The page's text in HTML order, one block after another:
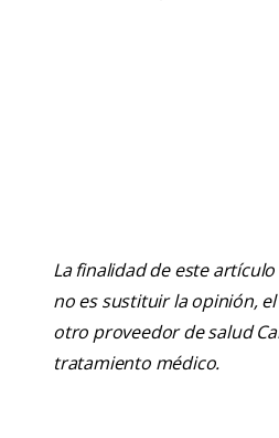
La finalidad de este
no es sustituir la opinión,
otro proveedor de salud
tratamiento médico.